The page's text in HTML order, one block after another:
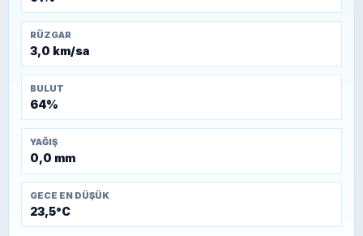
RÜZGAR
3,0 km/sa
BULUT
64%
YAĞIŞ
0,0 mm
GECE EN DÜŞÜK
23,5°C